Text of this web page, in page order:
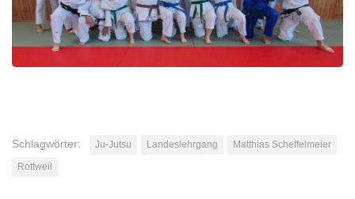
Schlagwörter: Ju-Jutsu Landeslehrgang
Matthias Scheffelmeier
Rottweil